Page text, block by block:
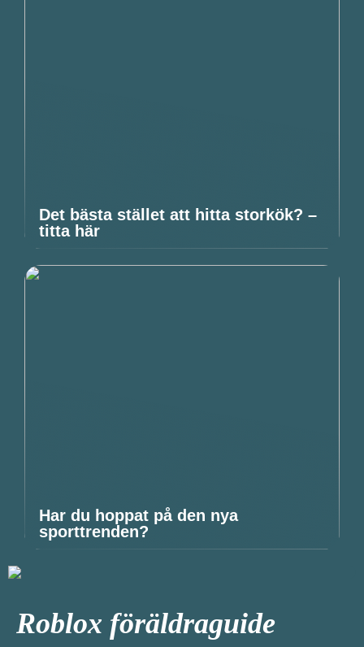
Det bästa stället att hitta storkök? –
titta här
Har du hoppat på den nya
sporttrenden?
Roblox föräldraguide